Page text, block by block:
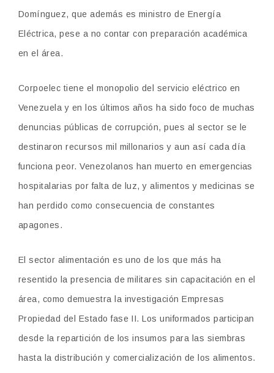
Domínguez, que además es ministro de Energía
Eléctrica, pese a no contar con preparación académica
en el área.
Corpoelec tiene el monopolio del servicio eléctrico en
Venezuela y en los últimos años ha sido foco de muchas
denuncias públicas de corrupción, pues al sector se le
destinaron recursos mil millonarios y aun así cada día
funciona peor. Venezolanos han muerto en emergencias
hospitalarias por falta de luz, y alimentos y medicinas se
han perdido como consecuencia de constantes
apagones.
El sector alimentación es uno de los que más ha
resentido la presencia de militares sin capacitación en el
área, como demuestra la investigación Empresas
Propiedad del Estado fase II. Los uniformados participan
desde la repartición de los insumos para las siembras
hasta la distribución y comercialización de los alimentos.